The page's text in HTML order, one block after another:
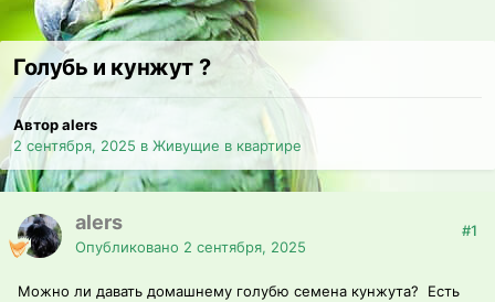
Голубь и кунжут ?
Автор alers
2 сентября, 2025 в Живущие в квартире
alers
Опубликовано 2 сентября, 2025
#1
Можно ли давать домашнему голубю семена кунжута? Есть